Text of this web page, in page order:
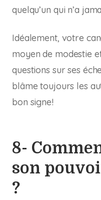
quelqu’un qui n’a
Idéalement, votre
moyen de modestie
questions sur ses
blâme toujours les
bon signe!
8-
son
?